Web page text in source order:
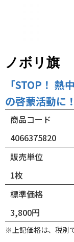
ノボリ旗
「STOP！ 熱
の啓蒙活動に！
商品コード
4066375820
販売単位
1枚
標準価格
3,800円
※上記価格は、税別で